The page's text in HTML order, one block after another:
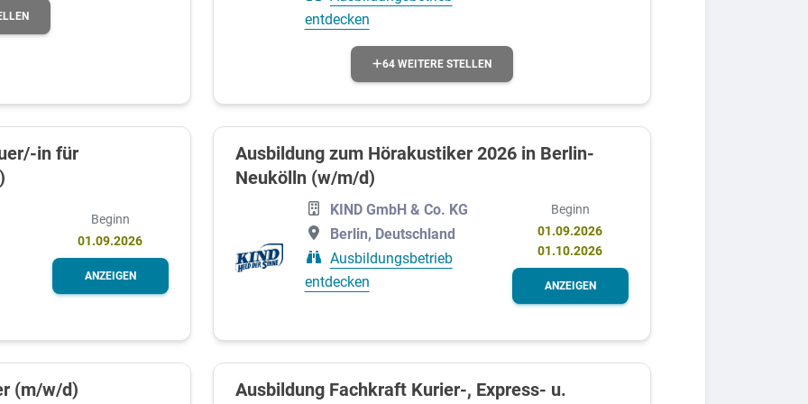
entdecken
64 WEITERE STELLEN
in für
Beginn
01.09.2026
ANZEIGEN
Ausbildung zum Hörakustiker 2026 in Berlin-
Neukölln (w/m/d)
KIND GmbH & Co. KG
Berlin, Deutschland
Ausbildungsbetrieb
entdecken
Beginn
01.09.2026
01.10.2026
ANZEIGEN
(m/w/d)
Ausbildung Fachkraft Kurier-, Express- u.